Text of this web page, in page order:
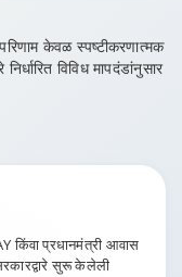
केवळ स्पष्टीकरणात्मक
विविध मापदंडांनुसार
किंवा प्रधानमंत्री आवास
सुरू केलेली